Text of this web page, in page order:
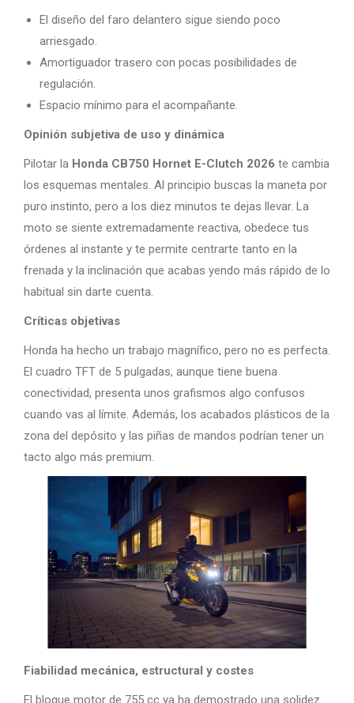
El diseño del faro delantero sigue siendo poco
arriesgado.
Amortiguador trasero con pocas posibilidades de
regulación.
Espacio mínimo para el acompañante.
Opinión subjetiva de uso y dinámica
Pilotar la Honda CB750 Hornet E-Clutch 2026 te cambia
los esquemas mentales. Al principio buscas la maneta por
puro instinto, pero a los diez minutos te dejas llevar. La
moto se siente extremadamente reactiva, obedece tus
órdenes al instante y te permite centrarte tanto en la
frenada y la inclinación que acabas yendo más rápido de lo
habitual sin darte cuenta.
Críticas objetivas
Honda ha hecho un trabajo magnífico, pero no es perfecta.
El cuadro TFT de 5 pulgadas, aunque tiene buena
conectividad, presenta unos grafismos algo confusos
cuando vas al límite. Además, los acabados plásticos de la
zona del depósito y las piñas de mandos podrían tener un
tacto algo más premium.
Fiabilidad mecánica, estructural y costes
El bloque motor de 755 cc ya ha demostrado una solidez